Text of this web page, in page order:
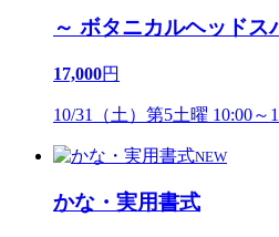
～ ボタニカルヘッドス
17,000円
10/31（土）第5土曜 10:00～
NEW
かな・実用書式